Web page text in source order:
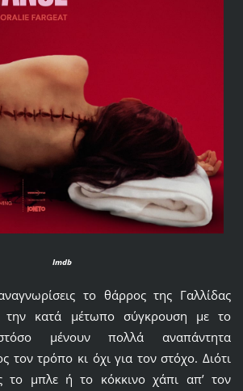
Imdb
το θάρρος της Γαλλίδας
την κατά μέτωπο σύγκρουση με το
μένουν πολλά αναπάντητα
τον τρόπο κι όχι για τον στόχο. Διότι
το μπλε ή το κόκκινο χάπι απ’ τον